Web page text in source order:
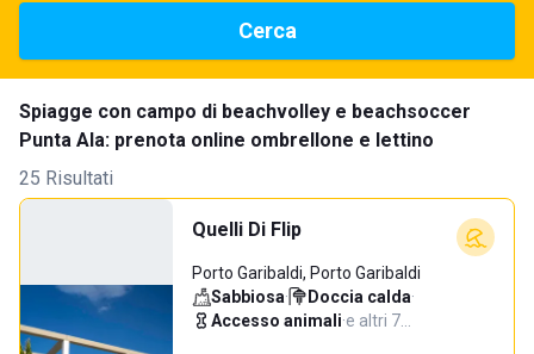
Cerca
Spiagge con campo di beachvolley e beachsoccer
Punta Ala: prenota online ombrellone e lettino
25 Risultati
Quelli Di Flip
Porto Garibaldi, Porto Garibaldi
Sabbiosa· Doccia calda·
Accesso animali·e altri 7…